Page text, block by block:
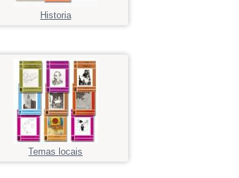
Historia
Temas locais